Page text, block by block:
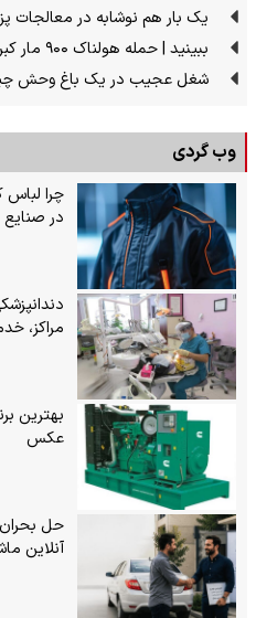
یک بار هم نوشابه در معالجات
ببینید | حمله هولناک ۹۰۰ مار کبرای قاتل به ساکنان مردم چین
شغل عجیب در یک باغ وحش
وب گردی
چرا
در
مراکز،
بهترین
عکس
حل
آنلاین